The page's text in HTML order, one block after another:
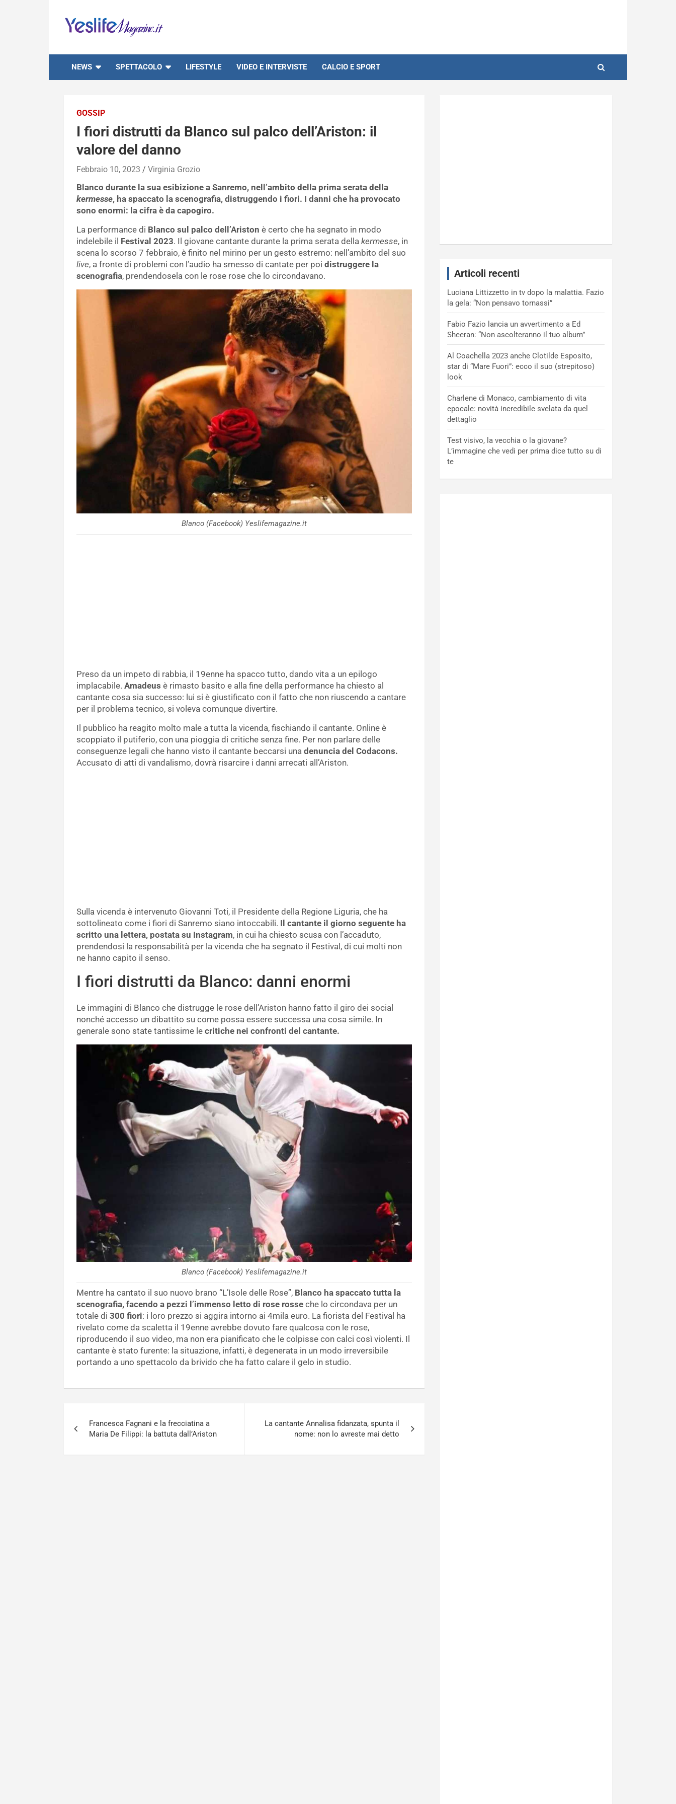
content
NEWS SPETTACOLO LIFESTYLE VIDEO E INTERVISTE CALCIO E SPORT
GOSSIP
I fiori distrutti da Blanco sul palco dell’Ariston: il
valore del danno
Febbraio 10, 2023 Virginia Grozio
Blanco durante la sua esibizione a Sanremo, nell’ambito della prima serata della
kermesse, ha spaccato la scenografia, distruggendo i fiori. I danni che ha provocato
sono enormi: la cifra è da capogiro.
La performance di Blanco sul palco dell’Ariston è certo che ha segnato in modo
indelebile il Festival 2023. Il giovane cantante durante la prima serata della kermesse, in
scena lo scorso 7 febbraio, è finito nel mirino per un gesto estremo: nell’ambito del suo
live, a fronte di problemi con l’audio ha smesso di cantate per poi distruggere la
scenografia, prendendosela con le rose rose che lo circondavano.
Blanco (Facebook) Yeslifemagazine.it
Preso da un impeto di rabbia, il 19enne ha spacco tutto, dando vita a un epilogo
implacabile. Amadeus è rimasto basito e alla fine della performance ha chiesto al
cantante cosa sia successo: lui si è giustificato con il fatto che non riuscendo a cantare
per il problema tecnico, si voleva comunque divertire.
Il pubblico ha reagito molto male a tutta la vicenda, fischiando il cantante. Online è
scoppiato il putiferio, con una pioggia di critiche senza fine. Per non parlare delle
conseguenze legali che hanno visto il cantante beccarsi una denuncia del Codacons.
Accusato di atti di vandalismo, dovrà risarcire i danni arrecati all’Ariston.
Sulla vicenda è intervenuto Giovanni Toti, il Presidente della Regione Liguria, che ha
sottolineato come i fiori di Sanremo siano intoccabili. Il cantante il giorno seguente ha
scritto una lettera, postata su Instagram, in cui ha chiesto scusa con l’accaduto,
prendendosi la responsabilità per la vicenda che ha segnato il Festival, di cui molti non
ne hanno capito il senso.
I fiori distrutti da Blanco: danni enormi
Le immagini di Blanco che distrugge le rose dell’Ariston hanno fatto il giro dei social
nonché accesso un dibattito su come possa essere successa una cosa simile. In
generale sono state tantissime le critiche nei confronti del cantante.
Blanco (Facebook) Yeslifemagazine.it
Mentre ha cantato il suo nuovo brano “L’Isole delle Rose”, Blanco ha spaccato tutta la
scenografia, facendo a pezzi l’immenso letto di rose rosse che lo circondava per un
totale di 300 fiori: i loro prezzo si aggira intorno ai 4mila euro. La fiorista del Festival ha
rivelato come da scaletta il 19enne avrebbe dovuto fare qualcosa con le rose,
riproducendo il suo video, ma non era pianificato che le colpisse con calci così violenti. Il
cantante è stato furente: la situazione, infatti, è degenerata in un modo irreversibile
portando a uno spettacolo da brivido che ha fatto calare il gelo in studio.
articoli
Francesca Fagnani e la frecciatina a
Maria De Filippi: la battuta dall’Ariston
La cantante Annalisa fidanzata, spunta il
nome: non lo avreste mai detto
Articoli recenti
Luciana Littizzetto in tv dopo la malattia. Fazio
la gela: “Non pensavo tornassi”
Fabio Fazio lancia un avvertimento a Ed
Sheeran: “Non ascolteranno il tuo album”
Al Coachella 2023 anche Clotilde Esposito,
star di “Mare Fuori”: ecco il suo (strepitoso)
look
Charlene di Monaco, cambiamento di vita
epocale: novità incredibile svelata da quel
dettaglio
Test visivo, la vecchia o la giovane?
L’immagine che vedi per prima dice tutto su di
te